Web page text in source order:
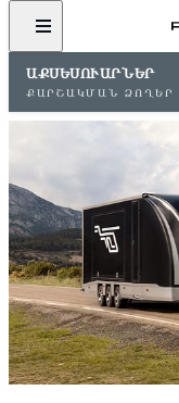
ԱՔՍԵՍՈՒԱՐՆԵՐ
ՔԱՐՇԱԿՄԱՆ ՁՈՂԵՐ